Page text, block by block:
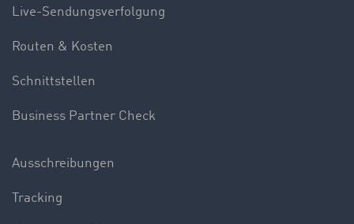
Live-Sendungsverfolgung
Routen & Kosten
Schnittstellen
Business Partner Check
Ausschreibungen
Tracking